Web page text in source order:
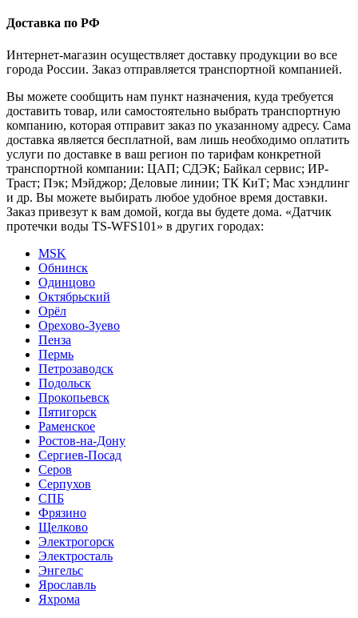
Доставка по РФ
Интернет-магазин осуществляет доставку продукции во все
города России. Заказ отправляется транспортной компанией.
Вы можете сообщить нам пункт назначения, куда требуется
доставить товар, или самостоятельно выбрать транспортную
компанию, которая отправит заказ по указанному адресу. Сама
доставка является бесплатной, вам лишь необходимо оплатить
услуги по доставке в ваш регион по тарифам конкретной
транспортной компании: ЦАП; СДЭК; Байкал сервис; ИР-
Траст; Пэк; Мэйджор; Деловые линии; ТК КиТ; Мас хэндлинг
и др. Вы можете выбирать любое удобное время доставки.
Заказ привезут к вам домой, когда вы будете дома. «Датчик
протечки воды TS-WFS101» в других городах:
MSK
Обнинск
Одинцово
Октябрьский
Орёл
Орехово-Зуево
Пенза
Пермь
Петрозаводск
Подольск
Прокопьевск
Пятигорск
Раменское
Ростов-на-Дону
Сергиев-Посад
Серов
Серпухов
СПБ
Фрязино
Щелково
Электрогорск
Электросталь
Энгельс
Ярославль
Яхрома